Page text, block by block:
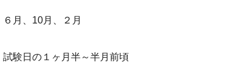
月、10月、２月
験日の１ヶ月半～半月前頃